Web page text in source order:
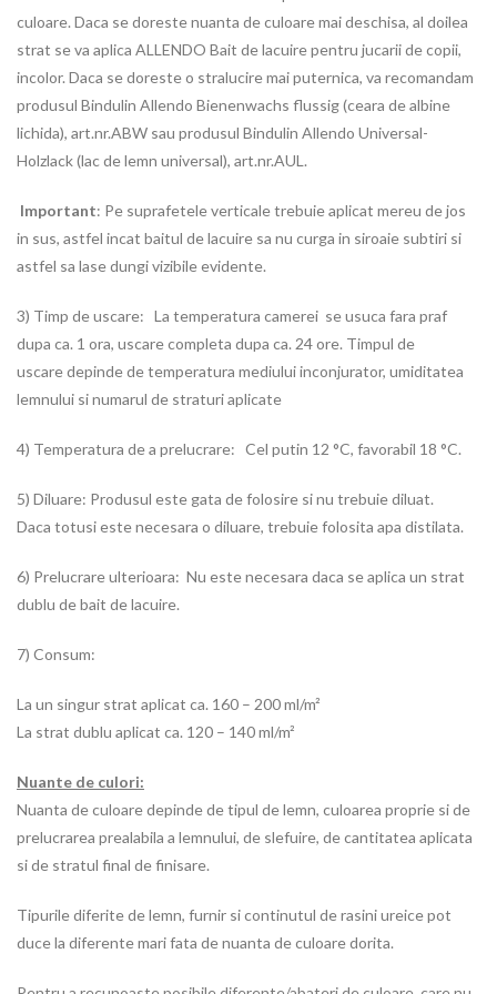
culoare. Daca se doreste nuanta de culoare mai deschisa, al doilea
strat se va aplica ALLENDO Bait de lacuire pentru jucarii de copii,
incolor. Daca se doreste o stralucire mai puternica, va recomandam
produsul Bindulin Allendo Bienenwachs flussig (ceara de albine
lichida), art.nr.ABW sau produsul Bindulin Allendo Universal-
Holzlack (lac de lemn universal), art.nr.AUL.
Important: Pe suprafetele verticale trebuie aplicat mereu de jos
in sus, astfel incat baitul de lacuire sa nu curga in siroaie subtiri si
astfel sa lase dungi vizibile evidente.
3) Timp de uscare: La temperatura camerei se usuca fara praf
dupa ca. 1 ora, uscare completa dupa ca. 24 ore. Timpul de
uscare depinde de temperatura mediului inconjurator, umiditatea
lemnului si numarul de straturi aplicate
4) Temperatura de a prelucrare: Cel putin 12 °C, favorabil 18 °C.
5) Diluare: Produsul este gata de folosire si nu trebuie diluat.
Daca totusi este necesara o diluare, trebuie folosita apa distilata.
6) Prelucrare ulterioara: Nu este necesara daca se aplica un strat
dublu de bait de lacuire.
7) Consum:
La un singur strat aplicat ca. 160 – 200 ml/m²
La strat dublu aplicat ca. 120 – 140 ml/m²
Nuante de culori:
Nuanta de culoare depinde de tipul de lemn, culoarea proprie si de
prelucrarea prealabila a lemnului, de slefuire, de cantitatea aplicata
si de stratul final de finisare.
Tipurile diferite de lemn, furnir si continutul de rasini ureice pot
duce la diferente mari fata de nuanta de culoare dorita.